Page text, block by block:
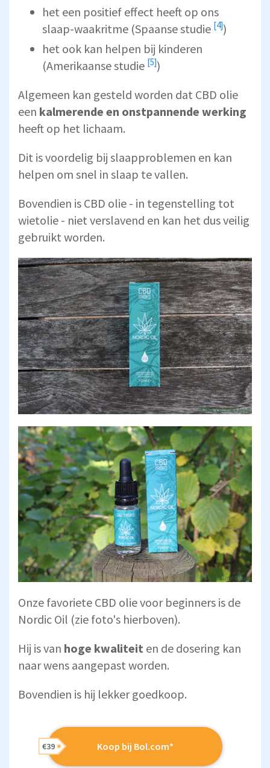
het een positief effect heeft op ons
slaap-waakritme (Spaanse studie [4])
het ook kan helpen bij kinderen
(Amerikaanse studie [5])
Algemeen kan gesteld worden dat CBD olie
een kalmerende en onstpannende werking
heeft op het lichaam.
Dit is voordelig bij slaapproblemen en kan
helpen om snel in slaap te vallen.
Bovendien is CBD olie - in tegenstelling tot
wietolie - niet verslavend en kan het dus veilig
gebruikt worden.
Onze favoriete CBD olie voor beginners is de
Nordic Oil (zie foto's hierboven).
Hij is van hoge kwaliteit en de dosering kan
naar wens aangepast worden.
Bovendien is hij lekker goedkoop.
Koop bij Bol.com*
€39